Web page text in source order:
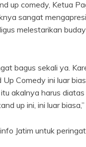
up comedy, Ketua
sangat
melestarikan
bagus sekali ya.
Comedy ini luar
akalnya harus
up ini, ini luar
Jatim untuk